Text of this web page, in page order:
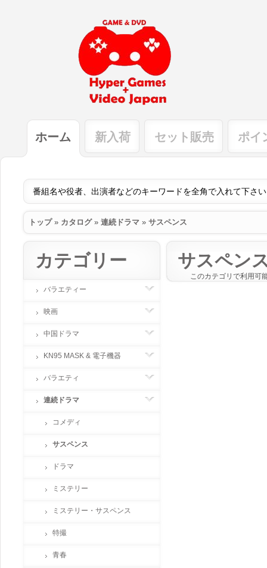
ホーム 新入荷 セット販売 ポイ
トップ» カタログ» 連続ドラマ » サスペンス
サスペン
このカテゴリで利用可
カテゴリー
バラエティー
映画
中国ドラマ
KN95 MASK & 電子機器
バラエティ
連続ドラマ
コメディ
サスペンス
ドラマ
ミステリー
ミステリー・サスペンス
特撮
青春